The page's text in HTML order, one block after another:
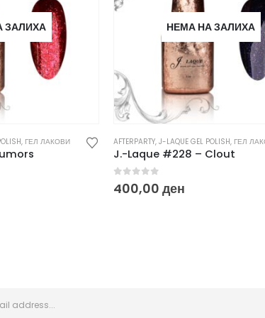
ЗАЛИХА
, ГЕЛ ЛАКОВИ
НЕМА НА ЗАЛИХА
AFTERPARTY, J-LAQUE GEL POLISH, ГЕЛ
J.-Laque #228 – Clout
out of 5
400,00 ден